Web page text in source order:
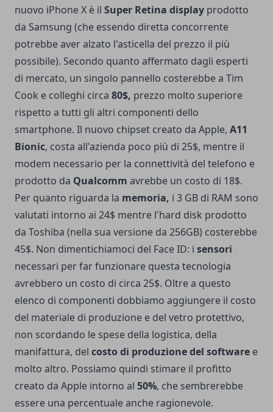
nuovo iPhone X è il Super Retina display prodotto
da Samsung (che essendo diretta concorrente
potrebbe aver alzato l'asticella del prezzo il più
possibile). Secondo quanto affermato dagli esperti
di mercato, un singolo pannello costerebbe a Tim
Cook e colleghi circa 80$, prezzo molto superiore
rispetto a tutti gli altri componenti dello
smartphone. Il nuovo chipset creato da Apple, A11
Bionic, costa all'azienda poco più di 25$, mentre il
modem necessario per la connettività del telefono e
prodotto da Qualcomm avrebbe un costo di 18$.
Per quanto riguarda la memoria, i 3 GB di RAM sono
valutati intorno ai 24$ mentre l'hard disk prodotto
da Toshiba (nella sua versione da 256GB) costerebbe
45$. Non dimentichiamoci del Face ID: i sensori
necessari per far funzionare questa tecnologia
avrebbero un costo di circa 25$. Oltre a questo
elenco di componenti dobbiamo aggiungere il costo
del materiale di produzione e del vetro protettivo,
non scordando le spese della logistica, della
manifattura, del costo di produzione del software e
molto altro. Possiamo quindi stimare il profitto
creato da Apple intorno al 50%, che sembrerebbe
essere una percentuale anche ragionevole.